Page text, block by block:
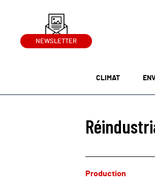
NEWSLETTER
CLIMAT
Production